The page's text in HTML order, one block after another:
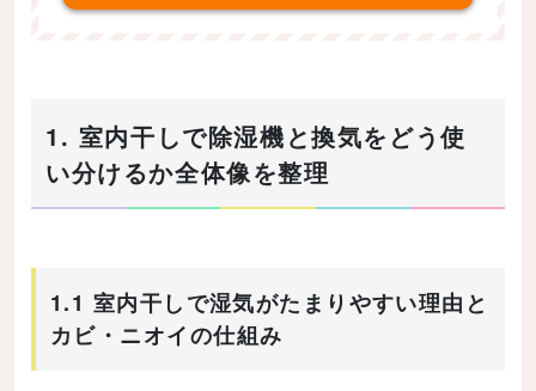
1. 室内干しで除湿機と換気をどう使
い分けるか全体像を整理
1.1 室内干しで湿気がたまりやすい理由と
カビ・ニオイの仕組み